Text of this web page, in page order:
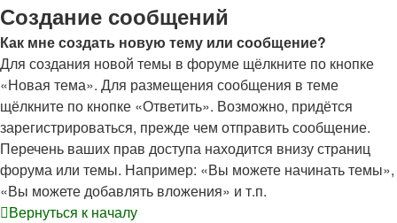
Создание сообщений
Как мне создать новую тему или сообщение?
Для создания новой темы в форуме щёлкните по кнопке
«Новая тема». Для размещения сообщения в теме
щёлкните по кнопке «Ответить». Возможно, придётся
зарегистрироваться, прежде чем отправить сообщение.
Перечень ваших прав доступа находится внизу страниц
форума или темы. Например: «Вы можете начинать темы»,
«Вы можете добавлять вложения» и т.п.
Вернуться к началу